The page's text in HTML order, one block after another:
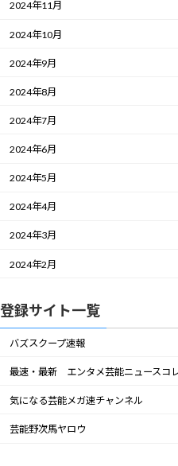
2024年11月
2024年10月
2024年9月
2024年8月
2024年7月
2024年6月
2024年5月
2024年4月
2024年3月
2024年2月
登録サイト一覧
バズスクープ速報
最速・最新 エンタメ芸能ニュースコ
気になる芸能メガ速チャンネル
芸能野次馬ヤロウ